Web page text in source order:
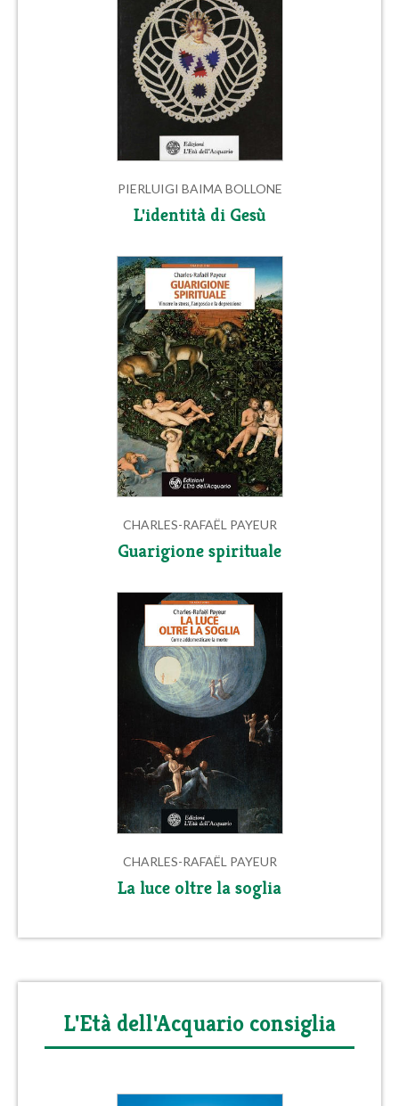
PIERLUIGI BAIMA BOLLONE
L'identità di Gesù
CHARLES-RAFAËL PAYEUR
Guarigione spirituale
CHARLES-RAFAËL PAYEUR
La luce oltre la soglia
L'Età dell'Acquario consiglia